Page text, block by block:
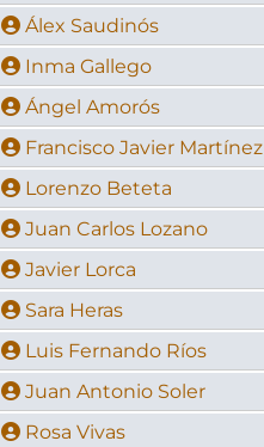
Álex Saudinós
Inma Gallego
Ángel Amorós
Francisco Javier Martínez
Lorenzo Beteta
Juan Carlos Lozano
Javier Lorca
Sara Heras
Luis Fernando Ríos
Juan Antonio Soler
Rosa Vivas